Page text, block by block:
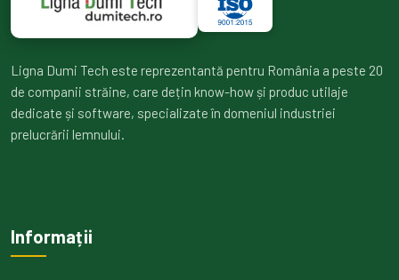
Ligna Dumi Tech este reprezentantă pentru România a peste 20
de companii străine, care dețin know-how și produc utilaje
dedicate și software, specializate în domeniul industriei
prelucrării lemnului.
Informații